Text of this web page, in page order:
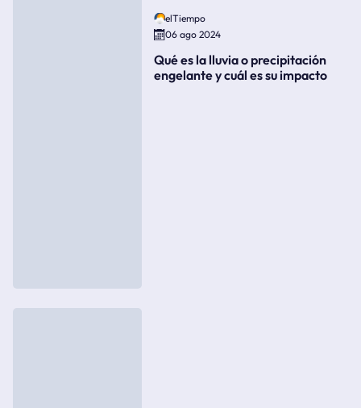
elTiempo
06 ago 2024
Qué es la lluvia o precipitación
engelante y cuál es su impacto